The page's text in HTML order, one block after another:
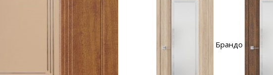
Брандо